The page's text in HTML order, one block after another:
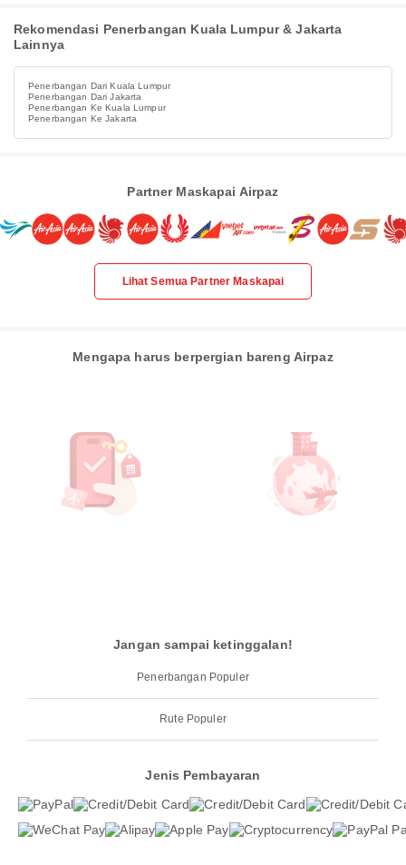
Rekomendasi Penerbangan Kuala Lumpur & Jakarta
Lainnya
Penerbangan Dari Kuala Lumpur
Penerbangan Dari Jakarta
Penerbangan Ke Kuala Lumpur
Penerbangan Ke Jakarta
Partner Maskapai Airpaz
Lihat Semua Partner Maskapai
Mengapa harus berpergian bareng Airpaz
Jangan sampai ketinggalan!
Penerbangan Populer
Rute Populer
Jenis Pembayaran